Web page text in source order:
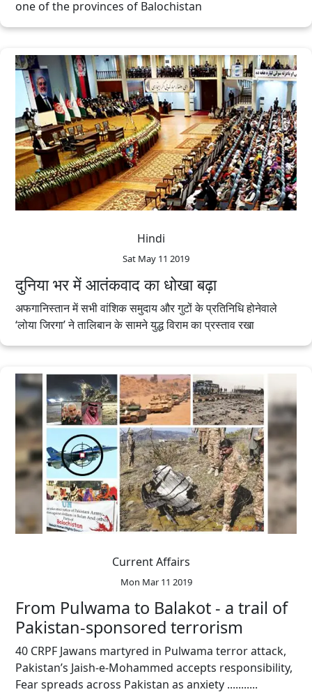
one of the provinces of Balochistan
Hindi
Sat May 11 2019
दुनिया भर में आतंकवाद का धोखा बढ़ा
अफगानिस्तान में सभी वांशिक समुदाय और गुटों के प्रतिनिधि होनेवाले
‘लोया जिरगा’ ने तालिबान के सामने युद्ध विराम का प्रस्ताव रखा
Current Affairs
Mon Mar 11 2019
From Pulwama to Balakot - a trail of
Pakistan-sponsored terrorism
40 CRPF Jawans martyred in Pulwama terror attack,
Pakistan’s Jaish-e-Mohammed accepts responsibility,
Fear spreads across Pakistan as anxiety ...........